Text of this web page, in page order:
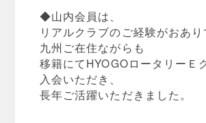
◆山内会員は、
リアルクラブのご経験がおあり
九州ご在住ながらも
移籍にてHYOGOロータリーＥ
入会いただき、
長年ご活躍いただきました。